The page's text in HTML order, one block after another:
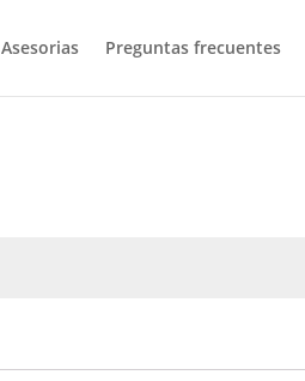
Asesorias Preguntas frecuentes